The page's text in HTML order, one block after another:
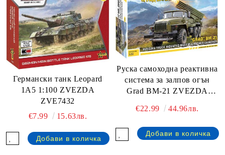
Германски танк Leopard
1A5 1:100 ZVEZDA
ZVE7432
€7.99
15.63лв.
Руска самоходна реактивна
система за залпов огън
Grad BM-21 ZVEZDA
€22.99 44.96лв.